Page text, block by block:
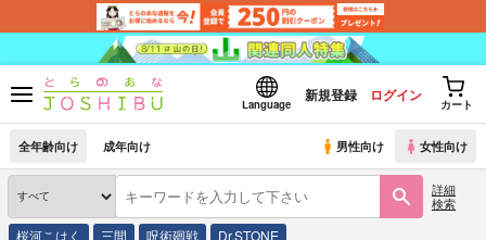
Language
新規登録 ログイン
カート
全年齢向け 成年向け 男性向け 女性向け
詳細
検索
桜河こはく 三間 呪術廻戦 Dr.STONE